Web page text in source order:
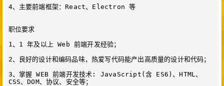
4、主要前端框架：React、Electron 等
职位要求
1、1 年及以上 Web 前端开发经验；
2、良好的设计和编码品味，热爱写代码能产出高质量的设计和代码；
3、掌握 WEB 前端开发技术: JavaScript(含 ES6)、HTML、
CSS、DOM、协议、安全等；